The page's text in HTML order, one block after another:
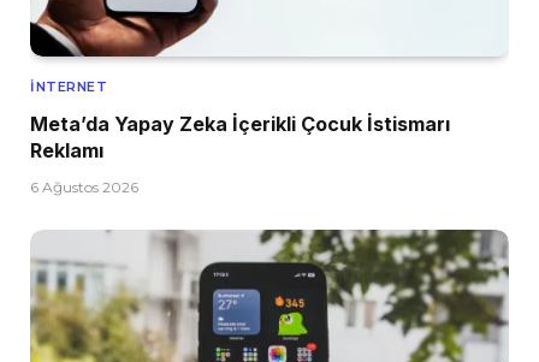
İNTERNET
Meta’da Yapay Zeka İçerikli Çocuk İstismarı
Reklamı
6 Ağustos 2026